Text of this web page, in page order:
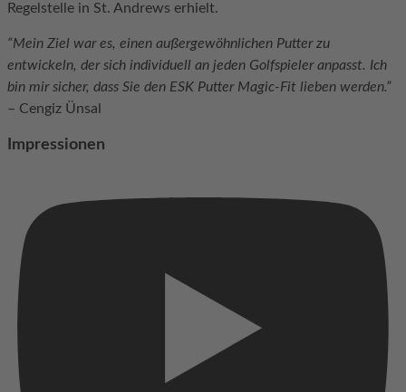
Regelstelle in St. Andrews erhielt.
“Mein Ziel war es, einen außergewöhnlichen Putter zu
entwickeln, der sich individuell an jeden Golfspieler anpasst. Ich
bin mir sicher, dass Sie den ESK Putter Magic-Fit lieben werden.”
– Cengiz Ünsal
Impressionen